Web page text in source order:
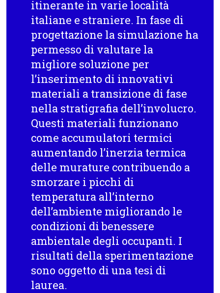
itinerante in varie località
italiane e straniere. In fase di
progettazione la simulazione ha
permesso di valutare la
migliore soluzione per
l’inserimento di innovativi
materiali a transizione di fase
nella stratigrafia dell’involucro.
Questi materiali funzionano
come accumulatori termici
aumentando l’inerzia termica
delle murature contribuendo a
smorzare i picchi di
temperatura all’interno
dell’ambiente migliorando le
condizioni di benessere
ambientale degli occupanti. I
risultati della sperimentazione
sono oggetto di una tesi di
laurea.